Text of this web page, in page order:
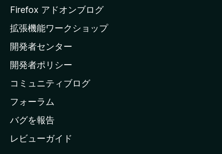
a
ホ
ー
ム
ー
ジ
へ
Firefox アドオンブログ
拡張機能ワークショップ
開発者センター
開発者ポリシー
コミュニティブログ
フォーラム
バグを報告
レビューガイド